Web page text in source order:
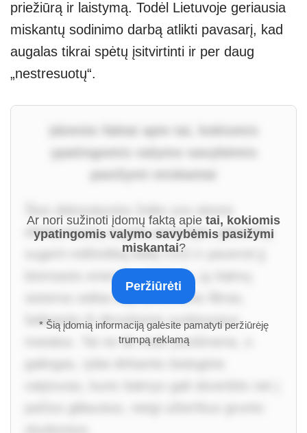
priežiūrą ir laistymą. Todėl Lietuvoje geriausia
miskantų sodinimo darbą atlikti pavasarį, kad
augalas tikrai spėtų įsitvirtinti ir per daug
„nestresuotų“.
Įdomūs faktai apie tai, kokiomis
ypatingomis valymo savybėmis
pasižymi miskantai
efektyviausių augalų pasaulyje, gebančių
sugerti milžinišką kiekį CO2 ir paversti jį
biomasės energija. Maža to, jų šaknų
sistema veikia kaip požeminis filtras,
šalinantis iš dirvožemio sunkiuosius
metalus. Tai ne tik sodo puošmena, o
Ar nori sužinoti įdomų faktą apie tai, kokiomis
ypatingomis valymo savybėmis pasižymi
miskantai?
Peržiūrėti
* Šią įdomią informaciją galėsite pamatyti peržiūrėję
trumpą reklamą